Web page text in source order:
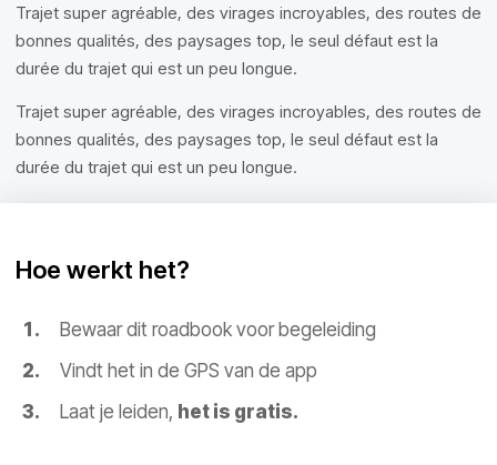
Trajet super agréable, des virages incroyables, des routes de
bonnes qualités, des paysages top, le seul défaut est la
durée du trajet qui est un peu longue.
Trajet super agréable, des virages incroyables, des routes de
bonnes qualités, des paysages top, le seul défaut est la
durée du trajet qui est un peu longue.
Hoe werkt het?
Bewaar dit roadbook voor begeleiding
Vindt het in de GPS van de app
Laat je leiden, het is gratis.